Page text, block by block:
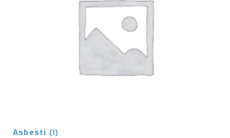
Asbesti (1)